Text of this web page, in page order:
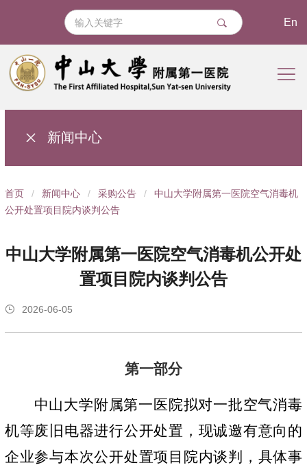
En
新闻中心
导
航
迹
首页 / 新闻中心 / 采购公告 /
中山大学附属第一医院空气消毒机
公开处置项目院内谈判公告
中山大学附属第一医院空气消毒机公开处
置项目院内谈判公告
2026-06-05
第一部分
中山大学附属第一医院拟对一批空气消毒
机等废旧电器进行公开处置，现诚邀有意向的
企业参与本次公开处置项目院内谈判，具体事